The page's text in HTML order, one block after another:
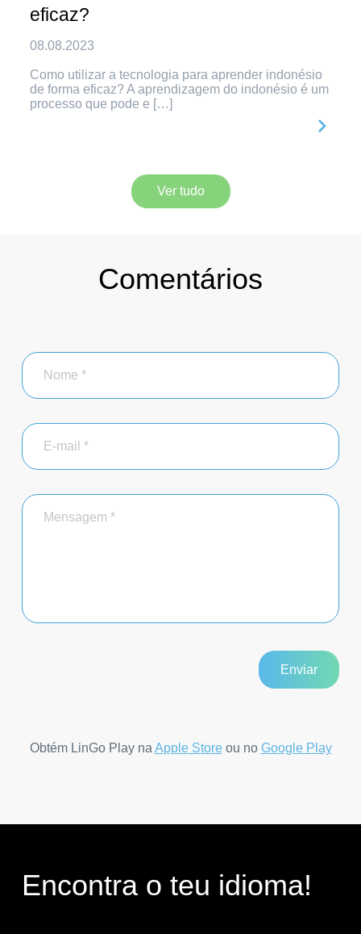
eficaz?
08.08.2023
Como utilizar a tecnologia para aprender indonésio
de forma eficaz? A aprendizagem do indonésio é um
processo que pode e […]
Ver tudo
Comentários
Obtém LinGo Play na Apple Storeou no Google Play
Encontra o teu idioma!